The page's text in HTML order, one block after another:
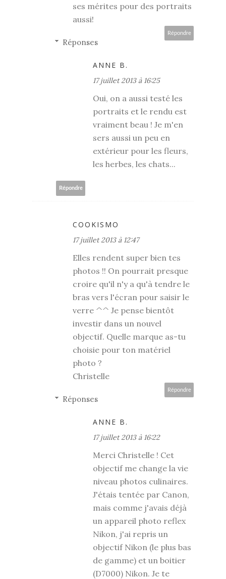
ses mérites pour des portraits
aussi!
Répondre
Réponses
ANNE B.
17 juillet 2013 à 16:25
Oui, on a aussi testé les
portraits et le rendu est
vraiment beau ! Je m'en
sers aussi un peu en
extérieur pour les fleurs,
les herbes, les chats...
Répondre
COOKISMO
17 juillet 2013 à 12:47
Elles rendent super bien tes
photos !! On pourrait presque
croire qu'il n'y a qu'à tendre le
bras vers l'écran pour saisir le
verre ^^ Je pense bientôt
investir dans un nouvel
objectif. Quelle marque as-tu
choisie pour ton matériel
photo ?
Christelle
Répondre
Réponses
ANNE B.
17 juillet 2013 à 16:22
Merci Christelle ! Cet
objectif me change la vie
niveau photos culinaires.
J'étais tentée par Canon,
mais comme j'avais déjà
un appareil photo reflex
Nikon, j'ai repris un
objectif Nikon (le plus bas
de gamme) et un boitier
(D7000) Nikon. Je te